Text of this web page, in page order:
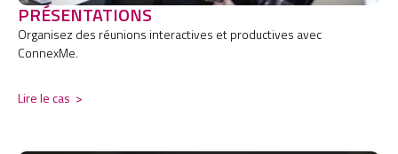
PRÉSENTATIONS
Organisez des réunions interactives et productives avec
ConnexMe.
Lire le cas >